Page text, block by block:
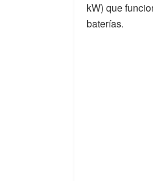
kW) que
baterías.